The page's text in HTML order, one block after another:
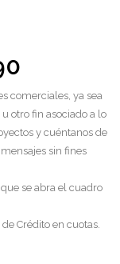
comerciales, ya sea
otro fin asociado a lo
y cuéntanos de
sin fines
se abra el cuadro
Crédito en cuotas.